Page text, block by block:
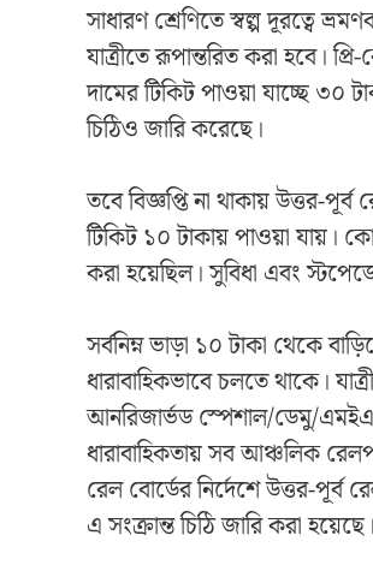
সাধারণ শ্রেণিতে স্বল্প দূরত্বে
যাত্রীতে রূপান্তরিত করা হবে।
দামের টিকিট পাওয়া যাচ্ছে ৩০
চিঠিও জারি করেছে।
তবে বিজ্ঞপ্তি না থাকায় উত্তর-
টিকিট ১০ টাকায় পাওয়া যায়।
করা হয়েছিল। সুবিধা এবং
সর্বনিম্ন ভাড়া ১০ টাকা থেকে
ধারাবাহিকভাবে চলতে থাকে।
আনরিজার্ভড স্পেশাল/ডেমু/
ধারাবাহিকতায় সব আঞ্চলিক
রেল বোর্ডের নির্দেশে উত্তর-পূর্ব
এ সংক্রান্ত চিঠি জারি করা হয়েছে।